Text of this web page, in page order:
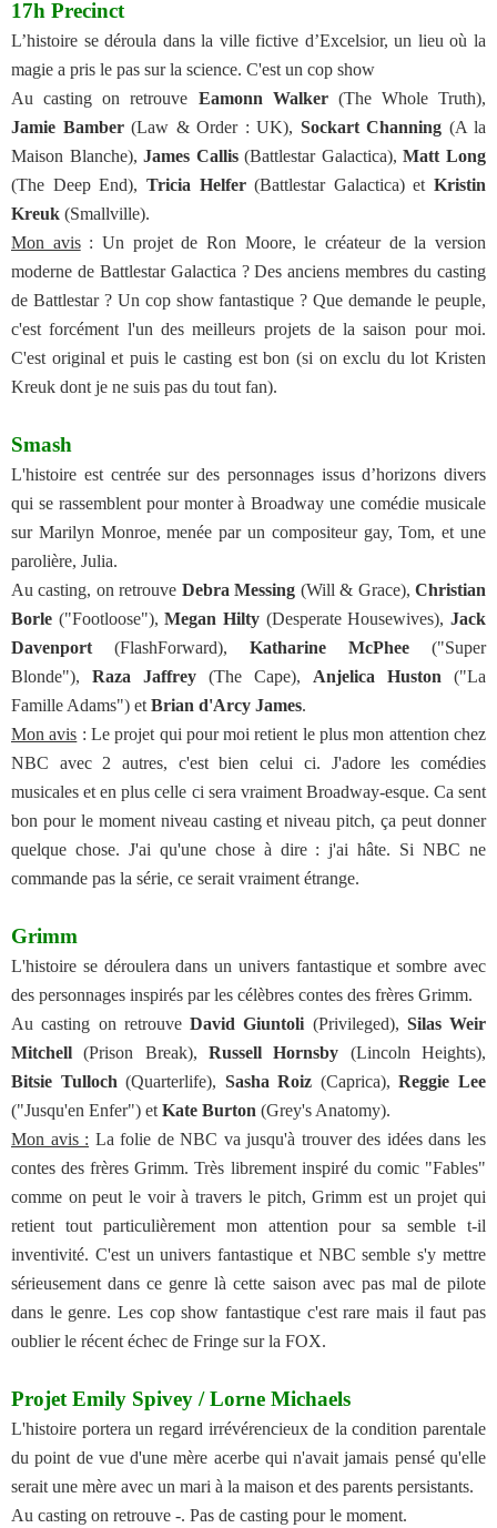
17h Precinct
L’histoire se déroula dans la ville fictive d’Excelsior, un lieu où la
magie a pris le pas sur la science. C'est un cop show
Au casting on retrouve Eamonn Walker(The Whole Truth),
Jamie Bamber(Law & Order : UK), Sockart Channing (A la
Maison Blanche),James Callis(Battlestar Galactica),Matt Long
(The Deep End), Tricia Helfer(Battlestar Galactica) et Kristin
Kreuk (Smallville).
Mon avis: Un projet de Ron Moore, le créateur de la version
moderne de Battlestar Galactica ? Des anciens membres du casting
de Battlestar ? Un cop show fantastique ? Que demande le peuple,
c'est forcément l'un des meilleurs projets de la saison pour moi.
C'est original et puis le casting est bon (si on exclu du lot Kristen
Kreuk dont je ne suis pas du tout fan).
Smash
L'histoire est centrée sur des personnages issus d’horizons divers
qui se rassemblent pour monter à Broadway une comédie musicale
sur Marilyn Monroe, menée par un compositeur gay, Tom, et une
parolière, Julia.
Au casting, on retrouve Debra Messing (Will & Grace),Christian
Borle ("Footloose"),Megan Hilty (Desperate Housewives),Jack
Davenport (FlashForward), Katharine McPhee ("Super
Blonde"), Raza Jaffrey (The Cape), Anjelica Huston ("La
Famille Adams") et Brian d'Arcy James.
Mon avis : Le projet qui pour moi retient le plus mon attention chez
NBC avec 2 autres, c'est bien celui ci. J'adore les comédies
musicales et en plus celle ci sera vraiment Broadway-esque. Ca sent
bon pour le moment niveau casting et niveau pitch, ça peut donner
quelque chose. J'ai qu'une chose à dire : j'ai hâte. Si NBC ne
commande pas la série, ce serait vraiment étrange.
Grimm
L'histoire se déroulera dans un univers fantastique et sombre avec
des personnages inspirés par les célèbres contes des frères Grimm.
Au casting on retrouve David Giuntoli (Privileged), Silas Weir
Mitchell (Prison Break), Russell Hornsby (Lincoln Heights),
Bitsie Tulloch (Quarterlife), Sasha Roiz (Caprica),Reggie Lee
("Jusqu'en Enfer") et Kate Burton (Grey's Anatomy).
Mon avis : La folie de NBC va jusqu'à trouver des idées dans les
contes des frères Grimm. Très librement inspiré du comic "Fables"
comme on peut le voir à travers le pitch, Grimm est un projet qui
retient tout particulièrement mon attention pour sa semble t-il
inventivité. C'est un univers fantastique et NBC semble s'y mettre
sérieusement dans ce genre là cette saison avec pas mal de pilote
dans le genre. Les cop show fantastique c'est rare mais il faut pas
oublier le récent échec de Fringe sur la FOX.
Projet Emily Spivey / Lorne Michaels
L'histoire portera un regard irrévérencieux de la condition parentale
du point de vue d'une mère acerbe qui n'avait jamais pensé qu'elle
serait une mère avec un mari à la maison et des parents persistants.
Au casting on retrouve -. Pas de casting pour le moment.